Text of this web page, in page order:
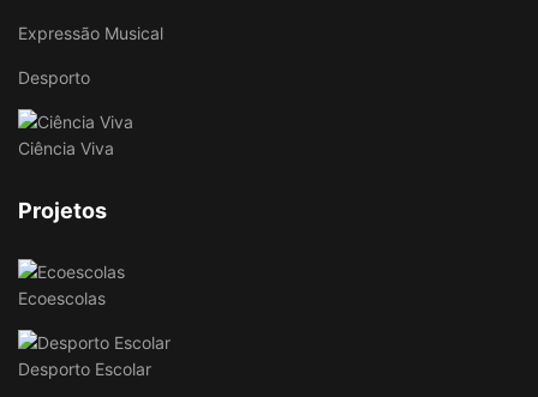
Expressão Musical
Desporto
Ciência Viva
Projetos
Ecoescolas
Desporto Escolar